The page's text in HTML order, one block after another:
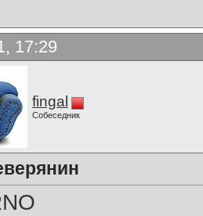
17:29
fingal
Собеседник